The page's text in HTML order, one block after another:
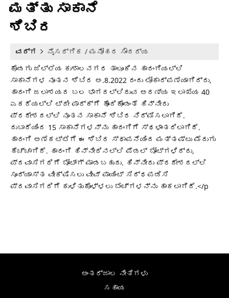
ಮತ್ತು ಸಾಕಾನೆ
ಶಿಬಿರ
ವರ್ಗ
ನೈಸರ್ಗಿಕ / ಮನೋಹರ ಸೌಂದರ್ಯ
ಕೊಡಗು ಜಿಲ್ಲೆಯ ಕುಶಾಲನಗರ ತಾಲೂಕಿನ ಹಾರಂಗಿಯಲ್ಲಿ
ಸಾಕಾನೆಗಳ ನೂತನ ಶಿಬಿರ ಅ.8.2022 ರಂದು ಲೋಕಾರ್ಪಣೆಯಾಗಿದ್ದು,
ಹಾರಂಗಿ ಜಲಾಶಯದ ಬಲ ಭಾಗದಲ್ಲಿರುವ ಅರಣ್ಯ ಇಲಾಖೆಯ 40
ಎಕರೆಯಲ್ಲಿ ಟ್ರೀ ಪಾರ್ಕ್ಗೆ ಹೊಂದಿಕೊಂಡಂತೆ ಹಿನ್ನೀರು
ಪ್ರದೇಶದಲ್ಲಿ ನೂತನ ಸಾಕಾನೆ ಶಿಬಿರ ನಿರ್ಮಿಸಲಾಗಿದೆ.
ದುಬಾರೆಯಿಂದ 15 ಸಾಕಾನೆಗಳನ್ನು ಹಾರಂಗಿಗೆ ಸ್ಥಳಾಂತರಿಲಾಗಿದೆ.
ಹಾರಂಗಿ ಅಣೆಕಟ್ಟೆಗೆ ಈ ಶಿಬಿರ ಸ್ಥಾಪನೆಯಿಂದ ಮತ್ತಷ್ಟು ಮೆರುಗು
ಹೆಚ್ಚಾಗಿದೆ. ಹಾರಂಗಿ ಹಿನ್ನೀರಿನಲ್ಲಿ ಪೆಡಲ್ ಬೋಟ್ಗಳಿದ್ದು,
ಪ್ರವಾಸಿಗರಿಗೆ ಬೋಟ್ಂಗ್ ಮಾಡಬಹುದು. ಹಿನ್ನೀರು ಪ್ರದೇಶದಲ್ಲಿ
ಸೂರ್ಯಾಸ್ತ ವೀಕ್ಷಿಸಲು ವೀವ್ ಪಾಯಿಂಟ್ ಸಿದ್ಧಪಡಿಸಿ
ಪ್ರವಾಸಿಗರಿಗೆ ಕುಳಿತುಕೊಳ್ಳಲು ಬೆಂಚ್ಗಳನ್ನು ಹಾಕಲಾಗಿದೆ.</p
ಅಂತರ್ಜಾಲ ನೀತಿಗಳು
ಸಹಾಯ